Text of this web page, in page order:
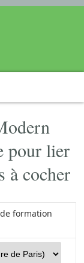
pour lier
à cocher
formation